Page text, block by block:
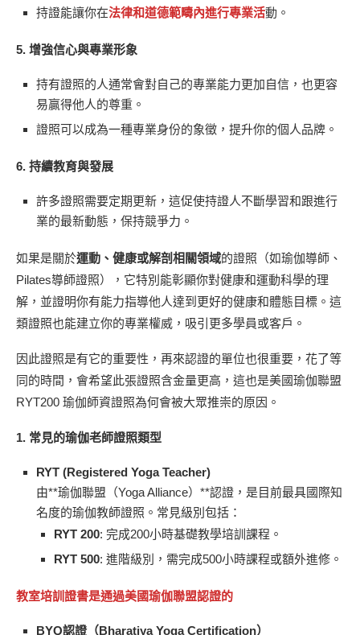
持證能讓你在法律和道德範疇內進行專業活動。
5. 增強信心與專業形象
持有證照的人通常會對自己的專業能力更加自信，也更容
易贏得他人的尊重。
證照可以成為一種專業身份的象徵，提升你的個人品牌。
6. 持續教育與發展
許多證照需要定期更新，這促使持證人不斷學習和跟進行
業的最新動態，保持競爭力。
如果是關於運動、健康或解剖相關領域的證照（如瑜伽導師、
Pilates導師證照），它特別能彰顯你對健康和運動科學的理
解，並證明你有能力指導他人達到更好的健康和體態目標。這
類證照也能建立你的專業權威，吸引更多學員或客戶。
因此證照是有它的重要性，再來認證的單位也很重要，花了等
同的時間，會希望此張證照含金量更高，這也是美國瑜伽聯盟
RYT200 瑜伽師資證照為何會被大眾推崇的原因。
1. 常見的瑜伽老師證照類型
RYT (Registered Yoga Teacher)
由**瑜伽聯盟（Yoga Alliance）**認證，是目前最具國際知
名度的瑜伽教師證照。常見級別包括：
RYT 200: 完成200小時基礎教學培訓課程。
RYT 500: 進階級別，需完成500小時課程或額外進修。
教室培訓證書是通過美國瑜伽聯盟認證的
BYQ認證（Bharatiya Yoga Certification）